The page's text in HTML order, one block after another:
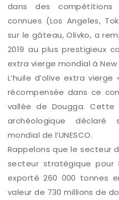
dans des compétitions
connues (Los Angeles,
sur le gâteau, Olivko, a
2019 au plus prestigieux
extra vierge mondial à New
L’huile d’olive extra
récompensée dans ce
vallée de Dougga.
archéologique
mondial de l’UNESCO.
Rappelons que le secteur
secteur stratégique pour
exporté 260 000 tonnes
valeur de 730 millions de